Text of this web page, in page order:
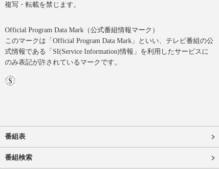
複写・転載を禁じます。
Official Program Data Mark（公式番組情報マーク）
このマークは「Official Program Data Mark」といい、テレビ番組の公
式情報である「SI(Service Information)情報」を利用したサービスに
のみ表記が許されているマークです。
番組表
番組検索